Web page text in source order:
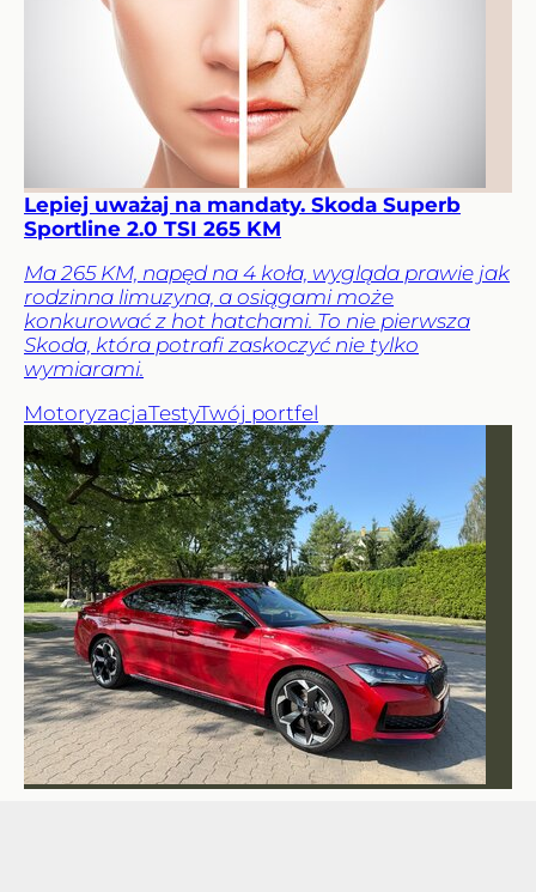
Lepiej uważaj na mandaty. Skoda Superb
Sportline 2.0 TSI 265 KM
Ma 265 KM, napęd na 4 koła, wygląda prawie jak
rodzinna limuzyna, a osiągami może
konkurować z hot hatchami. To nie pierwsza
Skoda, która potrafi zaskoczyć nie tylko
wymiarami.
MotoryzacjaTestyTwój portfel